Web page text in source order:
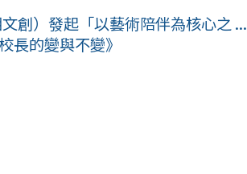
創）發起「以藝術陪伴為核心之 ...
長的變與不變》